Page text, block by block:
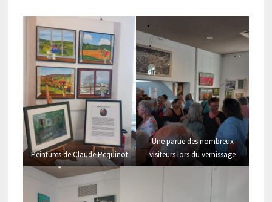
Peintures de Claude Pequinot
Une partie des nombreux
visiteurs lors du vernissage